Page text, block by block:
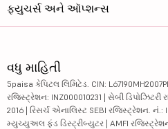
ફ્યુચર્સ અને ઑપ્શન્સ
વધુ માહિતી
5paisa કેપિટલ લિમિટેડ. CIN:
રજિસ્ટ્રેશન: INZ000010231 | સેબી ડિપોઝિટરી
2016 | રિસર્ચ એનાલિસ્ટ SEBI રજિસ્ટ્રેશન. નં.:
મ્યુચ્યુઅલ ફંડ ડિસ્ટ્રીબ્યુટર | AMFI રજિસ્ટ્રેશન